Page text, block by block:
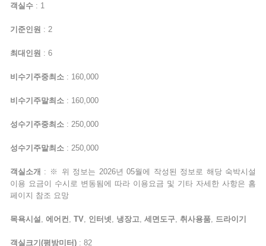
객실수 : 1
기준인원 : 2
최대인원 : 6
비수기주중최소 : 160,000
비수기주말최소 : 160,000
성수기주중최소 : 250,000
성수기주말최소 : 250,000
객실소개
: ※ 위 정보는 2026년 05월에 작성된 정보로 해당 숙박시설
이용 요금이 수시로 변동됨에 따라 이용요금 및 기타 자세한 사항은 홈
페이지 참조 요망
목욕시설 , 에어컨, TV, 인터넷, 냉장고, 세면도구, 취사용품, 드라이기
객실크기(평방미터) : 82